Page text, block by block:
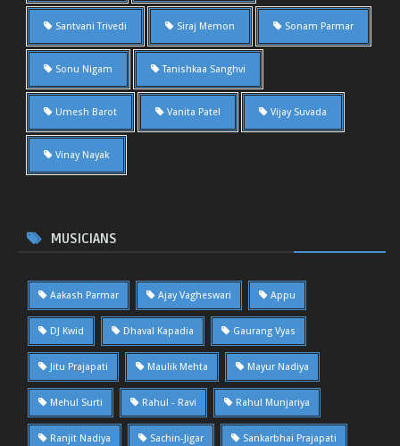
Santvani Trivedi Siraj Memon Sonam Parmar
Sonu Nigam Tanishkaa Sanghvi
Umesh Barot Vanita Patel Vijay Suvada
Vinay Nayak
MUSICIANS
Aakash Parmar Ajay Vagheswari Appu
DJ Kwid Dhaval Kapadia Gaurang Vyas
Jitu Prajapati Maulik Mehta Mayur Nadiya
Mehul Surti Rahul - Ravi Rahul Munjariya
Ranjit Nadiya Sachin-Jigar Sankarbhai Prajapati